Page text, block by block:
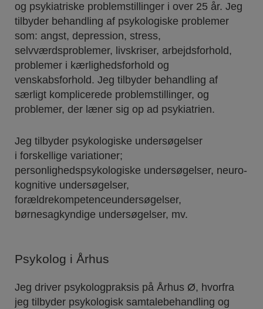
og psykiatriske problemstillinger i over 25 år. Jeg
tilbyder behandling af psykologiske problemer
som: angst, depression, stress,
selvværdsproblemer, livskriser, arbejdsforhold,
problemer i kærlighedsforhold og
venskabsforhold. Jeg tilbyder behandling af
særligt komplicerede problemstillinger, og
problemer, der læner sig op ad psykiatrien.
Jeg tilbyder psykologiske undersøgelser
i forskellige variationer;
personlighedspsykologiske undersøgelser, neuro-
kognitive undersøgelser,
forældrekompetenceundersøgelser,
børnesagkyndige undersøgelser, mv.
Psykolog i Århus
Jeg driver psykologpraksis på Århus Ø, hvorfra
jeg tilbyder psykologisk samtalebehandling og